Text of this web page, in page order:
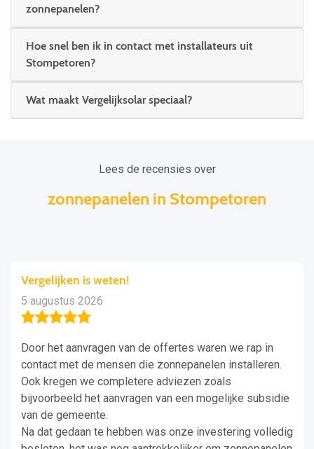
zonnepanelen?
Hoe snel ben ik in contact met installateurs uit
Stompetoren?
Wat maakt Vergelijksolar speciaal?
Lees de recensies over
zonnepanelen in Stompetoren
Vergelijken is weten!
5 augustus 2026
Door het aanvragen van de offertes waren we rap in
contact met de mensen die zonnepanelen installeren.
Ook kregen we completere adviezen zoals
bijvoorbeeld het aanvragen van een mogelijke subsidie
van de gemeente.
Na dat gedaan te hebben was onze investering volledig